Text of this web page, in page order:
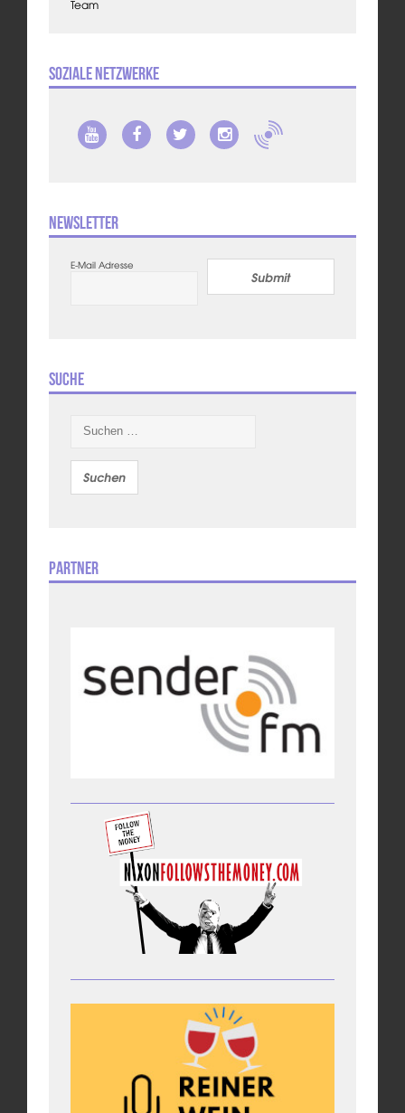
Team
Soziale Netzwerke
Newsletter
E-Mail Adresse
Submit
Suche
nach:
Partner